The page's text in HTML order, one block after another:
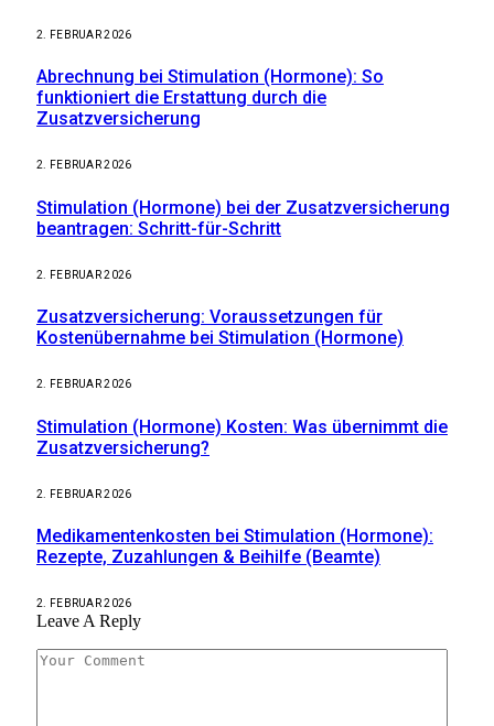
2. FEBRUAR 2026
Abrechnung bei Stimulation (Hormone): So
funktioniert die Erstattung durch die
Zusatzversicherung
2. FEBRUAR 2026
Stimulation (Hormone) bei der Zusatzversicherung
beantragen: Schritt-für-Schritt
2. FEBRUAR 2026
Zusatzversicherung: Voraussetzungen für
Kostenübernahme bei Stimulation (Hormone)
2. FEBRUAR 2026
Stimulation (Hormone) Kosten: Was übernimmt die
Zusatzversicherung?
2. FEBRUAR 2026
Medikamentenkosten bei Stimulation (Hormone):
Rezepte, Zuzahlungen & Beihilfe (Beamte)
2. FEBRUAR 2026
Leave A Reply